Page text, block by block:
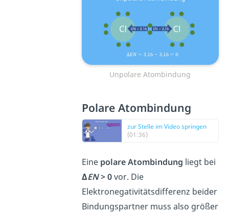
Unpolare Atombindung
Polare Atombindung
zur Stelle im Video springen
(01:36)
Eine polare Atombindung liegt bei
ΔEN> 0vor. Die
Elektronegativitätsdifferenz beider
Bindungspartner muss also größer